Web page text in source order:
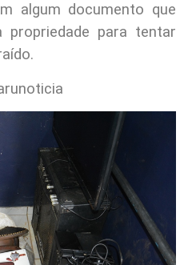
algum documento que
para tentar